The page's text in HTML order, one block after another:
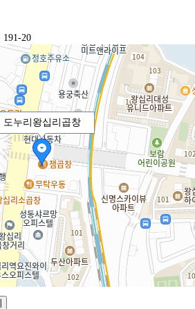
20
도누리왕십리곱창